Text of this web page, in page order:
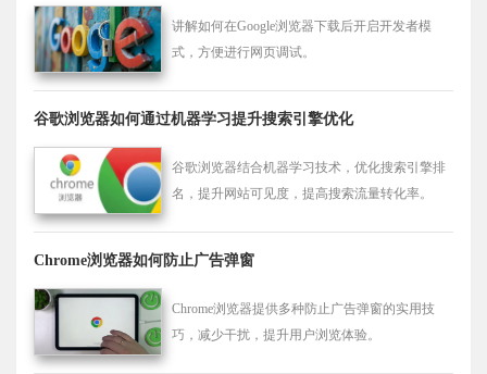
讲解如何在Google浏览器下载后开启开发者模
式，方便进行网页调试。
谷歌浏览器如何通过机器学习提升搜索引擎优化
谷歌浏览器结合机器学习技术，优化搜索引擎排
名，提升网站可见度，提高搜索流量转化率。
Chrome浏览器如何防止广告弹窗
Chrome浏览器提供多种防止广告弹窗的实用技
巧，减少干扰，提升用户浏览体验。